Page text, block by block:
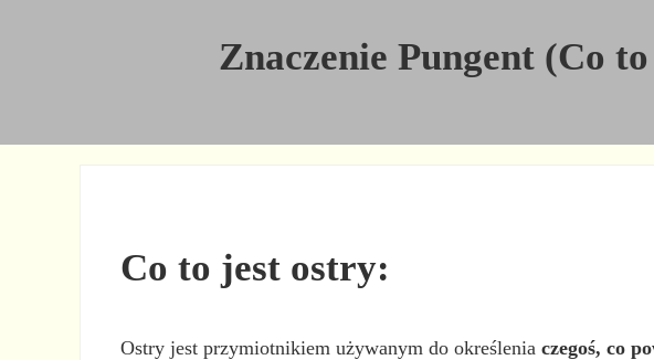
Znaczenie Pungent (Co
Co to jest ostry:
Ostry jest przymiotnikiem używanym do określeniaczegoś, co